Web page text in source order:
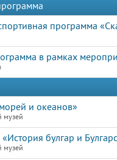
программа
в рамках
и океанов»
музей
булгар и
музей